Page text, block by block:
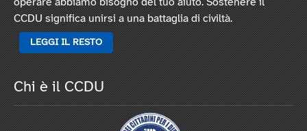
operare abbiamo bisogno del tuo aiuto. Sostenere il
CCDU significa unirsi a una battaglia di civiltà.
LEGGI IL RESTO
Chi è il CCDU